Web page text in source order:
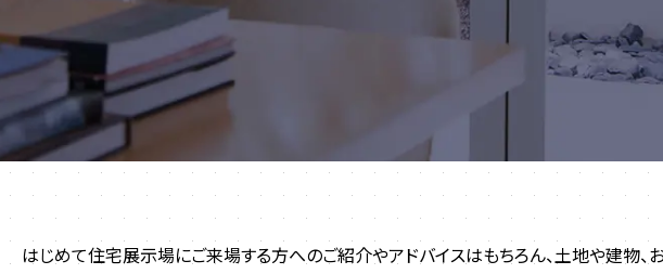
はじめて住宅展示場にご来場する方へのご紹介やアドバイスはもちろん、土地や建物、